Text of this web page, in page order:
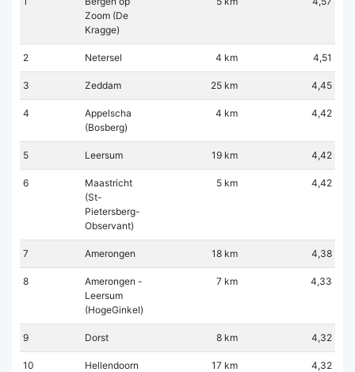
Zoom (De
Kragge)
2 Netersel 4 km 4,51
3 Zeddam 25 km 4,45
4
Appelscha
(Bosberg)
4 km 4,42
5 Leersum 19 km 4,42
6
Maastricht
(St-
Pietersberg-
Observant)
5 km 4,42
7 Amerongen 18 km 4,38
8
Amerongen -
Leersum
(HogeGinkel)
7 km 4,33
9 Dorst 8 km 4,32
10 Hellendoorn 17 km 4,32